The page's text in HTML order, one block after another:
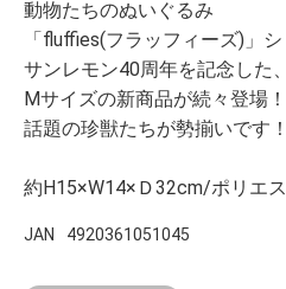
動物たちのぬいぐるみ
「fluffies(フラッフィーズ)」
サンレモン40周年を記念した、
Mサイズの新商品が続々登場！
話題の珍獣たちが勢揃いです！
約H15×W14×Ｄ32cm/ポリエ
JAN 4920361051045